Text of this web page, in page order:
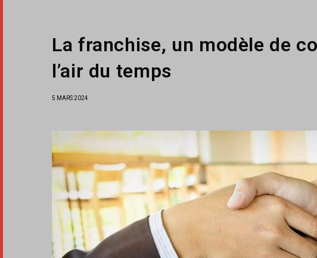
La franchise, un modèle de
l’air du temps
5 MARS 2024